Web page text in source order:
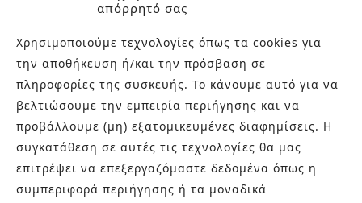
απόρρητό σας
Χρησιμοποιούμε τεχνολογίες όπως τα cookies για
την αποθήκευση ή/και την πρόσβαση σε
πληροφορίες της συσκευής. Το κάνουμε αυτό για να
βελτιώσουμε την εμπειρία περιήγησης και να
προβάλλουμε (μη) εξατομικευμένες διαφημίσεις. Η
συγκατάθεση σε αυτές τις τεχνολογίες θα μας
επιτρέψει να επεξεργαζόμαστε δεδομένα όπως η
συμπεριφορά περιήγησης ή τα μοναδικά
και 210-9934037 ή μέσω e-mail στο
Θα χαρούμε να σας λύσουμε οποιαδήποτε απορία.